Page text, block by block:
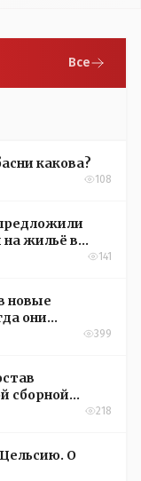
Все
какова?
108
жильё в
141
новые
они
399
сборной
218
О